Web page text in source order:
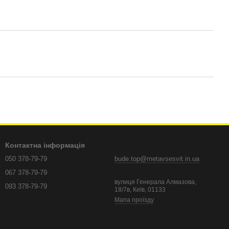
Контактна інформація
050 378-79-79
067 378-79-79
093 378-79-79
bude.top@metavsesvit.in.ua
вулиця Генерала Алмазова,
18/7в, Київ, 01133
Мапа проїзду